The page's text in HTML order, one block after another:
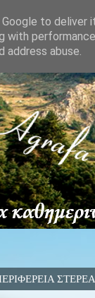
to deliver
with
abuse.